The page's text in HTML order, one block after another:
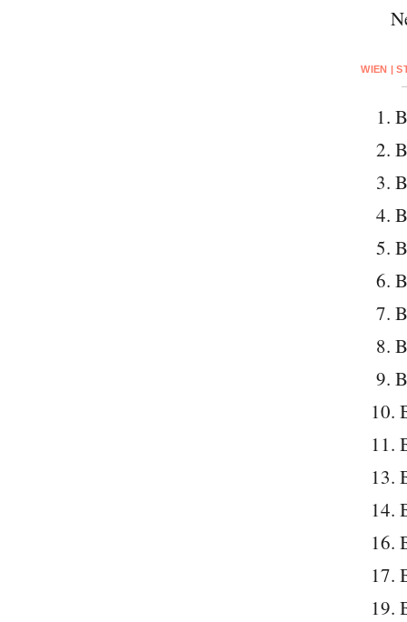
WIEN |
1.
2.
3.
4.
5.
6.
7.
8.
9.
10.
11.
13.
14.
16.
17.
19.